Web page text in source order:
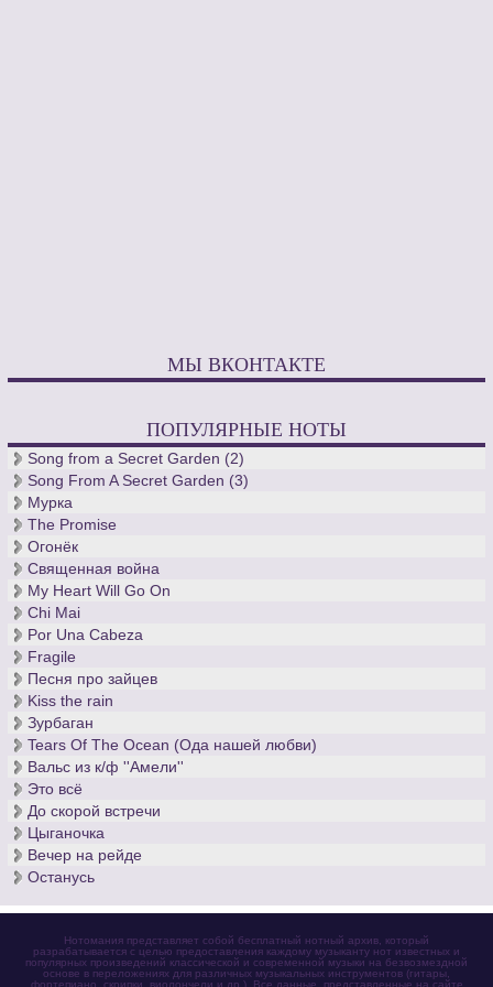
мелодиями, интонационно близкими человеческой речи.
политическим движениям в Европе, отдавая предпочтение
движению звуков, облаков, воды, светотеней и видя в этом
вечном движении больше красоты и смысла. Клод Ашиль
Дебюсси обладал превосходным зрением.
Беспокойные британские ученые исследовали воздействие
различных музыкальных произведений на организм
человека. Так вот, если вы нервничаете, и при этом
являетесь человеком, вам лучше всего
луны»Клода Дебюсси. Разучив лунное произведение, вы
успокоитесь, что до сих пор не удается британским ученым,
не знающим ноты классической музыки.
МЫ ВКОНТАКТЕ
ПОПУЛЯРНЫЕ НОТЫ
Song from a Secret Garden (2)
Song From A Secret Garden (3)
Мурка
The Promise
Огонёк
Священная война
My Heart Will Go On
Chi Mai
Por Una Cabeza
Fragile
Песня про зайцев
Kiss the rain
Зурбаган
Tears Of The Ocean (Ода нашей любви)
Вальс из к/ф ''Амели''
Это всё
До скорой встречи
Цыганочка
Вечер на рейде
Останусь
Нотомания представляет собой бесплатный нотный архив, который
разрабатывается с целью предоставления каждому музыканту нот известных и
популярных произведений классической и современной музыки на безвозмездной
основе в переложениях для различных музыкальных инструментов (гитары,
фортепиано, скрипки, виолончели и др.). Все данные, представленные на сайте